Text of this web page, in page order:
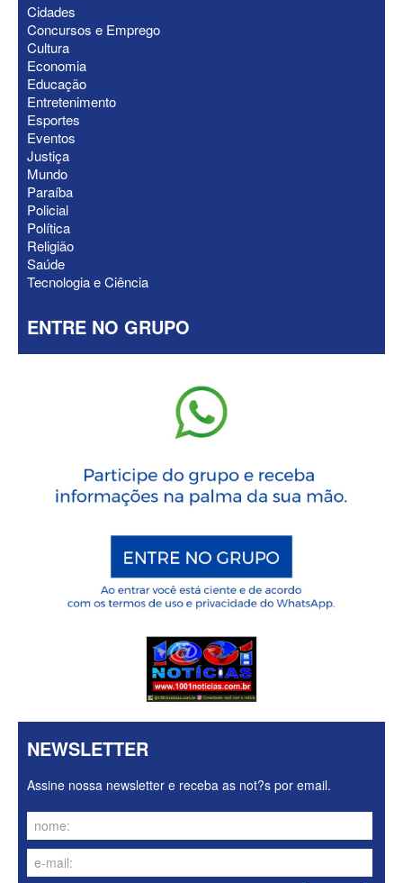
ELEIÇÕES 2026 - Senado: Novo
anuncia Zé Carneiro e Pastor Jader
Medeiros na suplência de Major Fábio
Cidades
Concursos e Emprego
Cultura
Economia
Educação
Entretenimento
Esportes
Eventos
Justiça
Mundo
Paraíba
Policial
Política
Religião
Saúde
Tecnologia e Ciência
ENTRE NO GRUPO
NEWSLETTER
Assine nossa newsletter e receba as not?s por email.